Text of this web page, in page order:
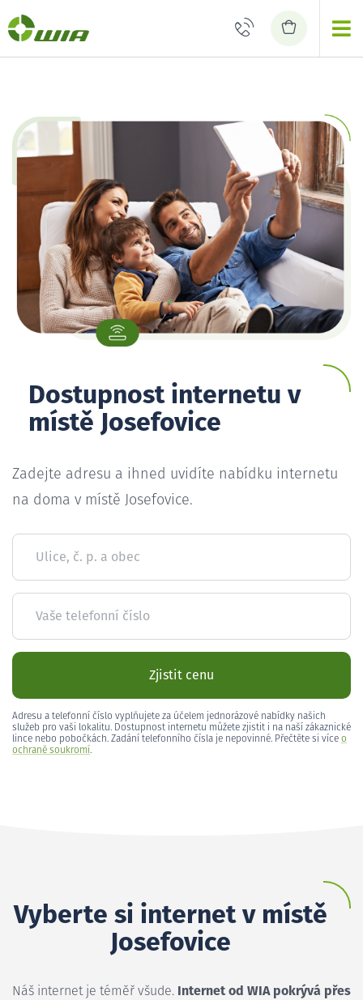
Dostupnost internetu v
místě Josefovice
Zadejte adresu a ihned uvidíte nabídku internetu
na doma v místě Josefovice.
Ulice, č. p. a obec
Vaše telefonní číslo
Zjistit cenu
Adresu a telefonní číslo vyplňujete za účelem jednorázové nabídky našich
služeb pro vaši lokalitu. Dostupnost internetu můžete zjistit i na naší zákaznické
lince nebo pobočkách. Zadání telefonního čísla je nepovinné. Přečtěte si více o
ochraně soukromí.
Vyberte si internet v místě
Josefovice
Náš internet je téměř všude. Internet od WIA pokrývá přes